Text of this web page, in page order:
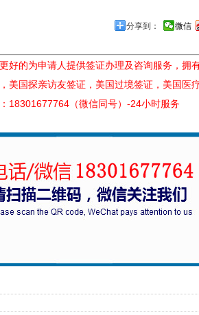
分享到： 微信
好的为申请人提供签证办理及咨询服务，拥
美国探亲访友签证，美国过境签证，美国医
18301677764（微信同号）-24小时服务